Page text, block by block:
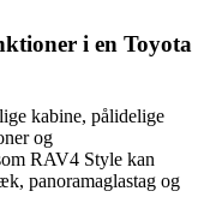
i en Toyota
kabine, pålidelige
og
RAV4 Style kan
panoramaglastag og